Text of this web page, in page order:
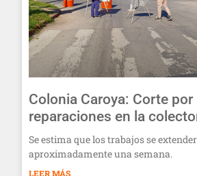
Colonia Caroya: Corte por
reparaciones en la
Se estima que los trabajos se
aproximadamente una semana.
LEER MÁS